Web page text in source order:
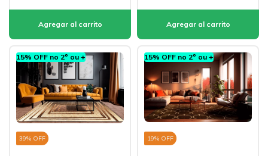
15% OFF no 2º ou +
39% OFF
15% OFF no 2º ou +
19% OFF